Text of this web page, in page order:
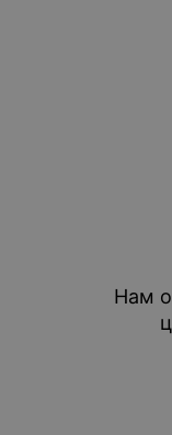
Нам